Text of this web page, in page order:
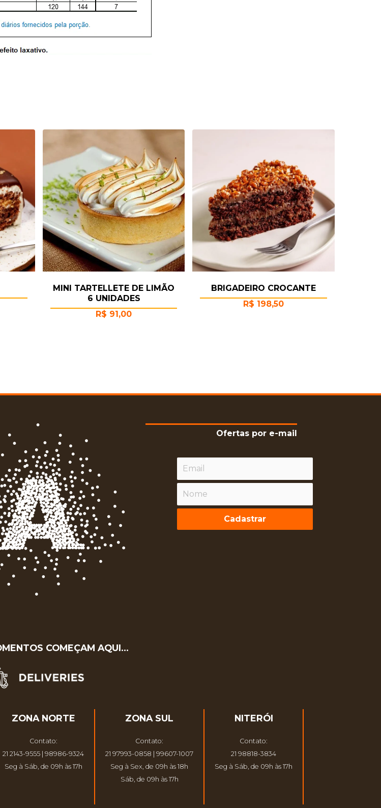
MINI TARTELLETE DE LIMÃO
6 UNIDADES
R$ 91,00
BRIGADEIRO CROCANTE
R$ 198,50
Ofertas por e-mail
Cadastrar
COMEÇAM AQUI…
ZONA NORTE
Contato:
21 2143-9555 | 98986-9324
Seg à Sáb, de 09h às 17h
ZONA SUL
Contato:
21 97993-0858 | 99607-1007
Seg à Sex, de 09h às 18h
Sáb, de 09h às 17h
NITERÓI
Contato:
21 98818-3834
Seg à Sáb, de 09h às 17h